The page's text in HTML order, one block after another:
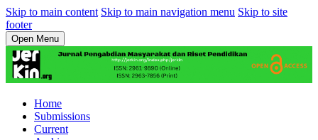
Skip to main content Skip to main navigation menu Skip to site
footer
Open Menu
Home
Submissions
Current